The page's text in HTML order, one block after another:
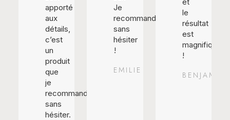
apporté
aux
détails,
c’est
un
produit
que
je
recommande
sans
hésiter.
Je
recommande
sans
hésiter
!
EMILIE
et
le
résultat
est
magnifique
!
BENJAMIN